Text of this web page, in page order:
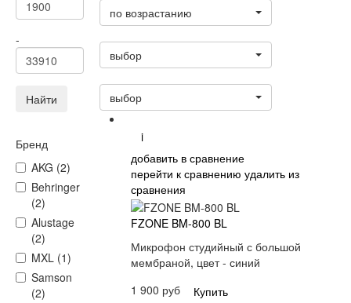
-
Найти
Бренд
AKG (2)
Behringer
(2)
Alustage
(2)
MXL (1)
Samson
(2)
по возрастанию
выбор
выбор
i
добавить в сравнение
перейти к сравнению удалить из
сравнения
FZONE BM-800 BL
Микрофон студийный с большой
мембраной, цвет - синий
1 900 руб
Купить